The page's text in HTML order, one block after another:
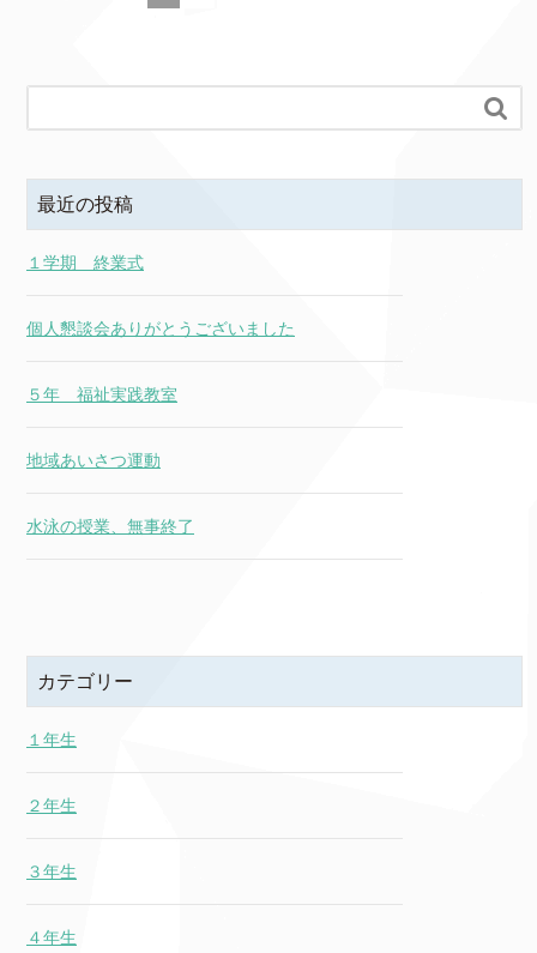

最近の投稿
１学期 終業式
個人懇談会ありがとうございました
５年 福祉実践教室
地域あいさつ運動
水泳の授業、無事終了
カテゴリー
１年生
２年生
３年生
４年生